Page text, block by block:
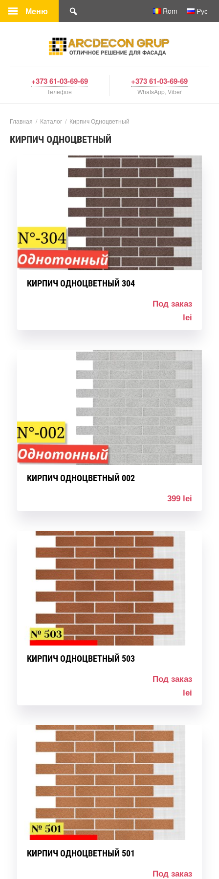
Rom Рус
Меню
+373 61-03-69-69
Телефон
+373 61-03-69-69
WhatsApp, Viber
Главная / Каталог / Кирпич Одноцветный
КИРПИЧ ОДНОЦВЕТНЫЙ
КИРПИЧ ОДНОЦВЕТНЫЙ 304
Под заказ
lei
КИРПИЧ ОДНОЦВЕТНЫЙ 002
399 lei
КИРПИЧ ОДНОЦВЕТНЫЙ 503
Под заказ
lei
КИРПИЧ ОДНОЦВЕТНЫЙ 501
Под заказ